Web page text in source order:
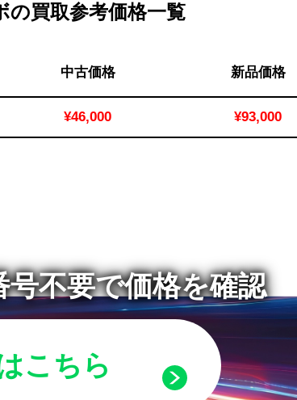
買取参考価格一覧
中古価格 新品価格
¥46,000 ¥93,000
号不要で価格を確認
こちら